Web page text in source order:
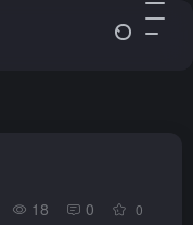
18 0 0